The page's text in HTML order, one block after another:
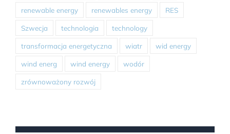
renewable energy renewables energy RES
Szwecja technologia technology
transformacja energetyczna wiatr wid energy
wind energ wind energy wodór
zrównoważony rozwój